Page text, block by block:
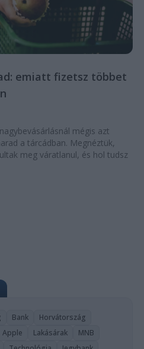
emiatt fizetsz többet
mégis azt
a tárcádban. Megnéztük,
meg váratlanul, és hol tudsz
Bank
Horvátország
Apple Lakásárak
MNB